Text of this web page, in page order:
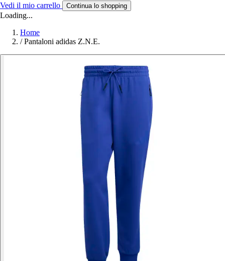
Vedi il mio carrello Continua lo shopping
Loading...
Home
/ Pantaloni adidas Z.N.E.